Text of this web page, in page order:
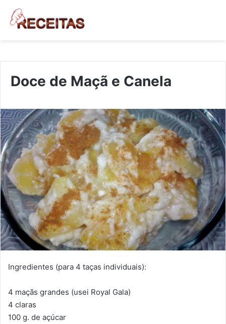
Doce de Maçã e Canela
Ingredientes (para 4 taças individuais):
4 maçãs grandes (usei Royal Gala)
4 claras
100 g. de açúcar